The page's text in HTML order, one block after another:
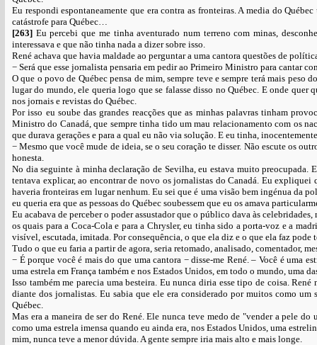
Eu respondi espontaneamente que era contra as fronteiras. A media do
catástrofe para Québec…
[263] Eu percebi que me tinha aventurado num terreno com minas,
interessava e que não tinha nada a dizer sobre isso.
René achava que havia maldade ao perguntar a uma cantora questões de
− Será que esse jornalista pensaria em pedir ao Primeiro Ministro para cantar
O que o povo de Québec pensa de mim, sempre teve e sempre terá mais peso
lugar do mundo, ele queria logo que se falasse disso no Québec. E onde
nos jornais e revistas do Québec.
Por isso eu soube das grandes reacções que as minhas palavras tinham
Ministro do Canadá, que sempre tinha tido um mau relacionamento com os
que durava gerações e para a qual eu não via solução. E eu tinha,
− Mesmo que você mude de ideia, se o seu coração te disser. Não escute os
honesta.
No dia seguinte à minha declaração de Sevilha, eu estava muito preocupada.
tentava explicar, ao encontrar de novo os jornalistas do Canadá. Eu expliquei
haveria fronteiras em lugar nenhum. Eu sei que é uma visão bem ingénua da
eu queria era que as pessoas do Québec soubessem que eu os amava
Eu acabava de perceber o poder assustador que o público dava às
os quais para a Coca-Cola e para a Chrysler, eu tinha sido a porta-voz e a
visível, escutada, imitada. Por consequência, o que ela diz e o que ela faz
Tudo o que eu faria a partir de agora, seria retomado, analisado, comentador,
− É porque você é mais do que uma cantora − disse-me René. – Você é uma
uma estrela em França também e nos Estados Unidos, em todo o mundo, uma
Isso também me parecia uma besteira. Eu nunca diria esse tipo de coisa.
diante dos jornalistas. Eu sabia que ele era considerado por muitos como
Québec.
Mas era a maneira de ser do René. Ele nunca teve medo de "vender a pele
como uma estrela imensa quando eu ainda era, nos Estados Unidos, uma
mim, nunca teve a menor dúvida. A gente sempre iria mais alto e mais longe.